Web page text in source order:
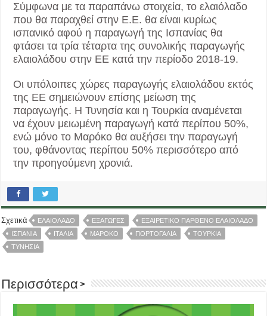
Σύμφωνα με τα παραπάνω στοιχεία, το ελαιόλαδο
που θα παραχθεί στην Ε.Ε. θα είναι κυρίως
ισπανικό αφού η παραγωγή της Ισπανίας θα
φτάσει τα τρία τέταρτα της συνολικής παραγωγής
ελαιολάδου στην ΕΕ κατά την περίοδο 2018-19.
Οι υπόλοιπες χώρες παραγωγής ελαιολάδου εκτός
της ΕΕ σημειώνουν επίσης μείωση της
παραγωγής. Η Τυνησία και η Τουρκία αναμένεται
να έχουν μειωμένη παραγωγή κατά περίπου 50%,
ενώ μόνο το Μαρόκο θα αυξήσει την παραγωγή
του, φθάνοντας περίπου 50% περισσότερο από
την προηγούμενη χρονιά.
Σχετικά ΕΛΑΙΟΛΑΔΟ ΕΞΑΓΩΓΕΣ
ΕΞΑΙΡΕΤΙΚΟ ΠΑΡΘΕΝΟ ΕΛΑΙΟΛΑΔΟ
ΙΣΠΑΝΙΑ
ΙΤΑΛΙΑ ΜΑΡΟΚΟ ΠΟΡΤΟΓΑΛΙΑ
ΤΟΥΡΚΙΑ
ΤΥΝΗΣΙΑ
Περισσότερα >